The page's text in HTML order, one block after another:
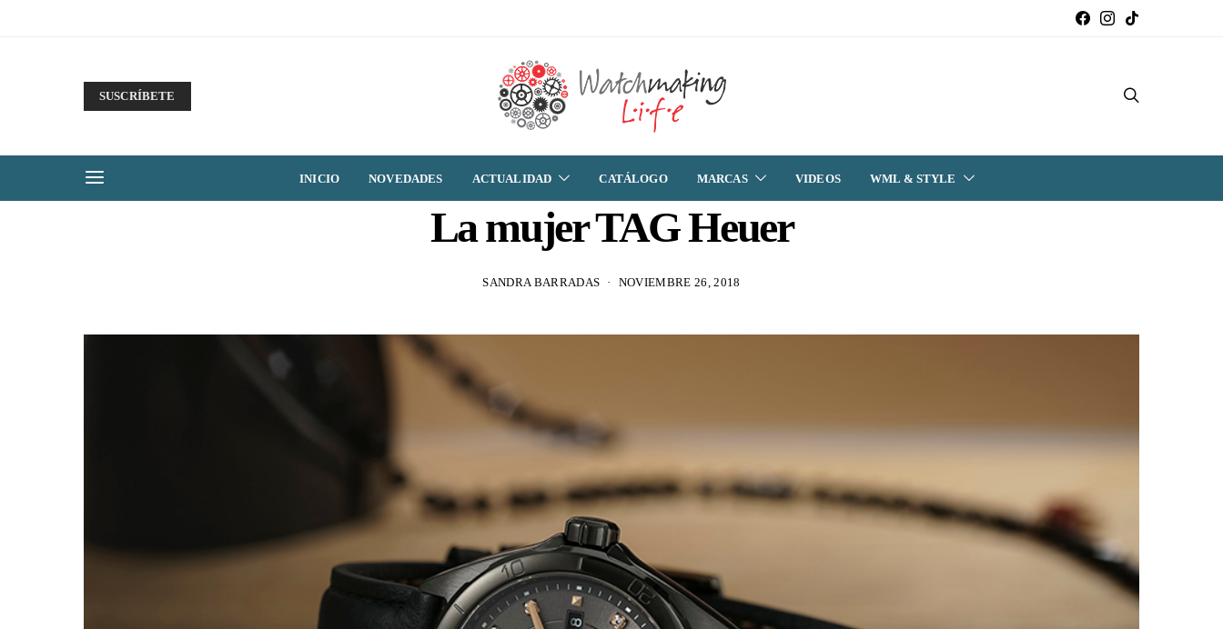
SUSCRÍBETE
INICIO NOVEDADES ACTUALIDAD CATÁLOGO MARCAS VIDEOS WML & STYLE
La mujer TAG Heuer
SANDRA BARRADAS NOVIEMBRE 26, 2018